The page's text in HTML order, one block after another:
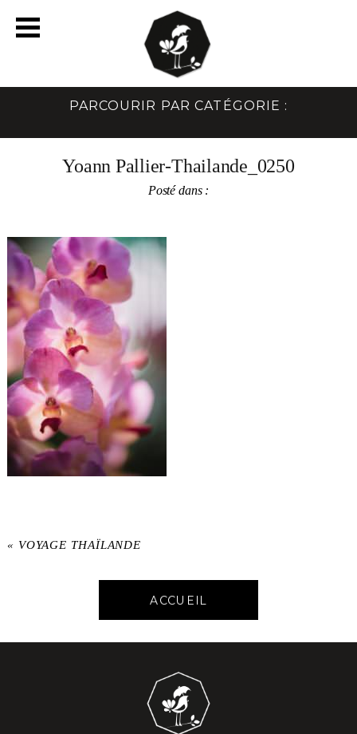
PARCOURIR PAR CATÉGORIE :
Yoann Pallier-Thailande_0250
Posté dans :
« VOYAGE THAÏLANDE
ACCUEIL